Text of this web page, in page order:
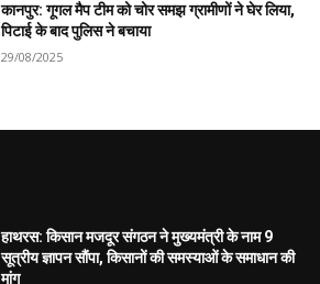
कानपुर: गूगल मैप टीम को चोर समझ ग्रामीणों ने घेर लिया,
पिटाई के बाद पुलिस ने बचाया
29/08/2025
हाथरस: किसान मजदूर संगठन ने मुख्यमंत्री के नाम 9
सूत्रीय ज्ञापन सौंपा, किसानों की समस्याओं के समाधान की
मांग